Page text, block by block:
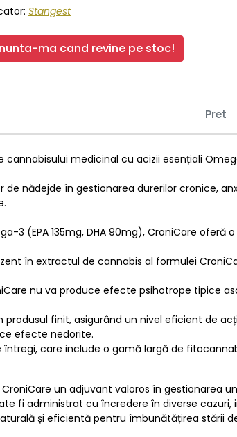
Stangest
ma cand revine pe stoc!
Pret
medicinal cu acizii esențiali
nădejde în gestionarea durerilor cronice,
3 (EPA 135mg, DHA 90mg), CroniCare oferă
în extractul de cannabis al formulei
nu va produce efecte psihotrope tipice
produsul finit, asigurând un nivel eficient de
efecte nedorite.
care include o gamă largă de
un adjuvant valoros în gestionarea
fi administrat cu încredere în diverse cazuri,
și eficientă pentru îmbunătățirea stării